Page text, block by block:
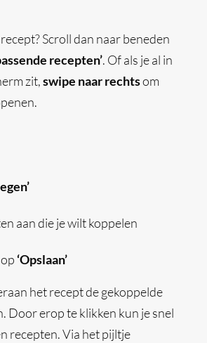
Scroll dan naar beneden
recepten’. Of als je al in
zit,swipe naar rechtsom
aan die je wilt koppelen
‘Opslaan’
het recept de gekoppelde
Door erop te klikken kun je snel
recepten. Via het pijltje